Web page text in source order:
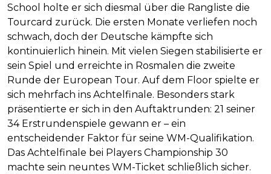
School holte er sich diesmal über die Rangliste die
Tourcard zurück. Die ersten Monate verliefen noch
schwach, doch der Deutsche kämpfte sich
kontinuierlich hinein. Mit vielen Siegen stabilisierte er
sein Spiel und erreichte in Rosmalen die zweite
Runde der European Tour. Auf dem Floor spielte er
sich mehrfach ins Achtelfinale. Besonders stark
präsentierte er sich in den Auftaktrunden: 21 seiner
34 Erstrundenspiele gewann er – ein
entscheidender Faktor für seine WM-Qualifikation.
Das Achtelfinale bei Players Championship 30
machte sein neuntes WM-Ticket schließlich sicher.